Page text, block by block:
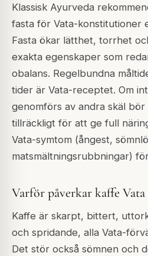
Klassisk Ayurveda
fasta för Vata-konstitutioner
Fasta ökar lätthet, torrhet
exakta egenskaper som
obalans. Regelbundna
tider är Vata-receptet. Om
genomförs av andra skäl
tillräckligt för att ge full
Vata-symtom (ångest,
matsmältningsrubbningar)
Varför påverkar kaffe Vata
Kaffe är skarpt, bittert,
och spridande, alla Vata-
Det stör också sömnen och